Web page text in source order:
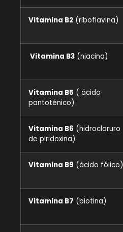
Vitamina B2 (riboflavina)
Vitamina B3 (niacina)
Vitamina B5 ( ácido
pantoténico)
Vitamina B6 (hidrocloruro
de piridoxina)
Vitamina B9 (ácido fólico)
Vitamina B7 (biotina)